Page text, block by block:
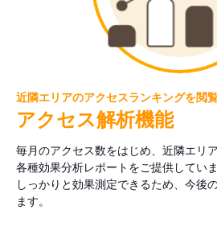
近隣エリアのアクセスランキングを閲
アクセス解析機能
毎月のアクセス数をはじめ、近隣エリ
各種効果分析レポートをご提供していま
しっかりと効果測定できるため、今後
ます。